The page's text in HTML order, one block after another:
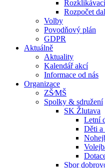
Rozpočet
Volby
Povodňový plán
GDPR
Aktuálně
Aktuality
Kalendář akcí
Informace od nás
Organizace
ZŠ⁄MŠ
Spolky & sdružení
SK Žlutava
Letní
Děti a
Sbor